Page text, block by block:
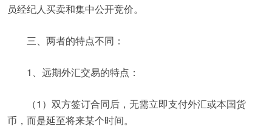
员经纪人买卖和集中公开竞价。
三、两者的特点不同：
1、远期外汇交易的特点：
（1）双方签订合同后，无需立即支付外汇或本国货
币，而是延至将来某个时间。